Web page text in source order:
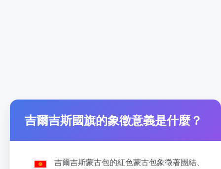
吉爾吉斯國旗的象徵意義是什麼？
吉爾吉斯蒙古包的紅色蒙古包象徵著團結、